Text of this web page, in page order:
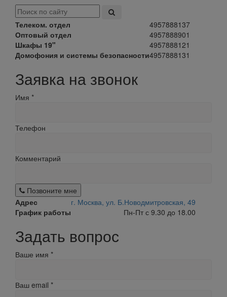
Телеком. отдел
4957888137
Оптовый отдел
4957888901
Шкафы 19"
4957888121
Домофония и системы безопасности4957888131
Заявка на звонок
Имя *
Телефон
Комментарий
Позвоните мне
Адрес
г. Москва, ул. Б.Новодмитровская, 49
График работы
Пн-Пт с 9.30 до 18.00
Задать вопрос
Ваше имя *
Ваш email *